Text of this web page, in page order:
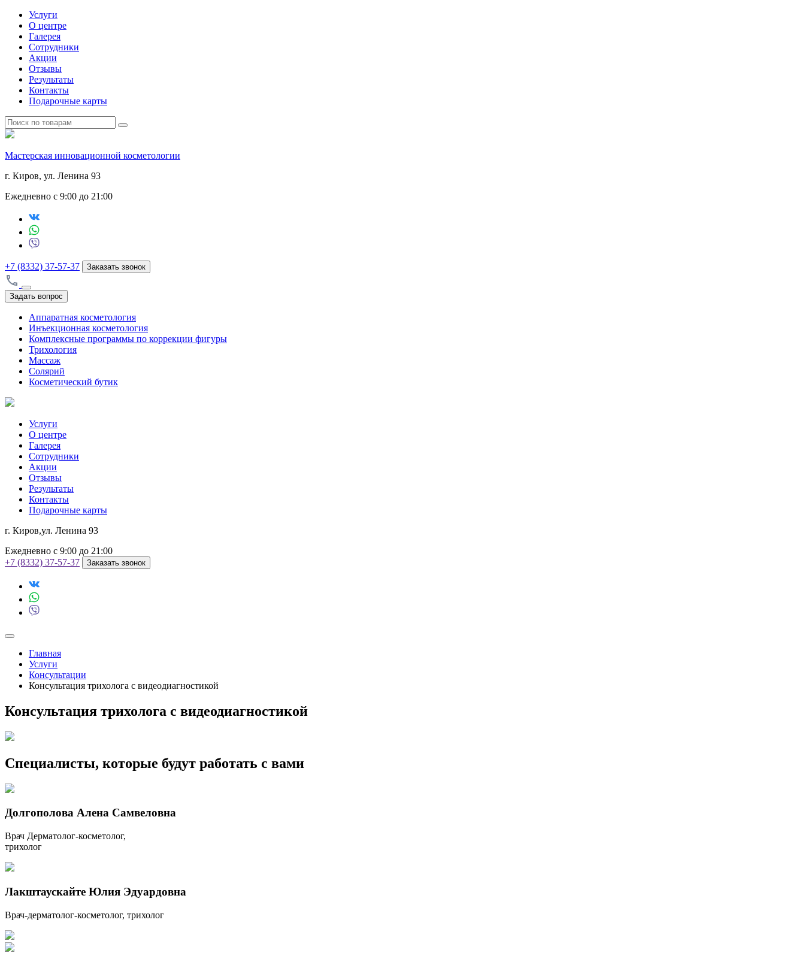
Услуги
О центре
Галерея
Сотрудники
Акции
Отзывы
Результаты
Контакты
Подарочные карты
Мастерская инновационной косметологии
г. Киров, ул. Ленина 93
Ежедневно с 9:00 до 21:00
+7 (8332) 37-57-37 Заказать звонок
Задать вопрос
Аппаратная косметология
Инъекционная косметология
Комплексные программы по коррекции фигуры
Трихология
Массаж
Солярий
Косметический бутик
Услуги
О центре
Галерея
Сотрудники
Акции
Отзывы
Результаты
Контакты
Подарочные карты
г. Киров,ул. Ленина 93
Ежедневно с 9:00 до 21:00
+7 (8332) 37-57-37
Заказать звонок
Главная
Услуги
Консультации
Консультация трихолога с видеодиагностикой
Консультация трихолога с видеодиагностикой
Специалисты, которые будут работать с вами
Долгополова Алена Самвеловна
Врач Дерматолог-косметолог,
трихолог
Лакштаускайте Юлия Эдуардовна
Врач-дерматолог-косметолог, трихолог